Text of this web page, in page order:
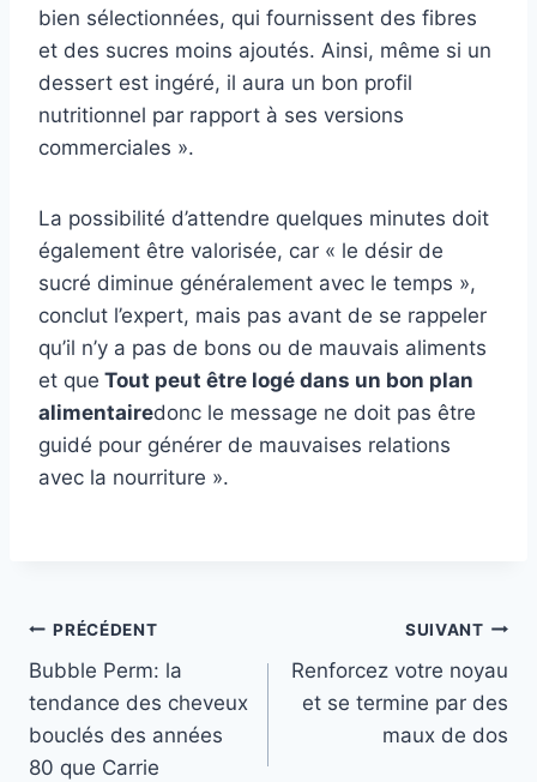
bien sélectionnées, qui fournissent des fibres
et des sucres moins ajoutés. Ainsi, même si un
dessert est ingéré, il aura un bon profil
nutritionnel par rapport à ses versions
commerciales ».
La possibilité d’attendre quelques minutes doit
également être valorisée, car « le désir de
sucré diminue généralement avec le temps »,
conclut l’expert, mais pas avant de se rappeler
qu’il n’y a pas de bons ou de mauvais aliments
et que Tout peut être logé dans un bon plan
alimentairedonc le message ne doit pas être
guidé pour générer de mauvaises relations
avec la nourriture ».
Navigation
de
l’article
PRÉCÉDENT
Bubble Perm: la
tendance des cheveux
bouclés des années
80 que Carrie
SUIVANT
Renforcez votre noyau
et se termine par des
maux de dos